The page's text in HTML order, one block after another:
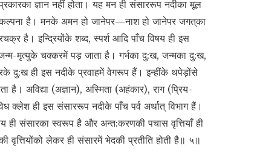
ज्ञान नहीं होता। यह मन ही संसाररूप नदीका मूल
है। मनके अमन हो जानेपर—नाश हो जानेपर जगत‍्का
है। इन्द्रियोंके शब्द, स्पर्श आदि पाँच विषय ही इस
मृत्युके चक्‍करमें पड़ जाता है। गर्भका दु:ख, जन्मका दु:ख,
दु:ख ही इस नदीके प्रवाहमें वेगरूप हैं। इन्हींके थपेड़ोंसे
अविद्या (अज्ञान), अस्मिता (अहंकार), राग (प्रिय-
क्लेश ही इस संसाररूप नदीके पाँच पर्व अर्थात् विभाग हैं।
ही संसारका स्वरूप है और अन्त:करणकी पचास वृत्तियाँ ही
लेकर ही संसारमें भेदकी प्रतीति होती है॥ ५॥